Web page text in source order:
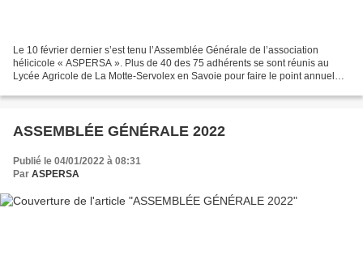
Le 10 février dernier s’est tenu l’Assemblée Générale de l’association
hélicicole « ASPERSA ». Plus de 40 des 75 adhérents se sont réunis au
Lycée Agricole de La Motte-Servolex en Savoie pour faire le point annuel
ASSEMBLÉE GÉNÉRALE 2022
Publié le 04/01/2022 à 08:31
Par ASPERSA